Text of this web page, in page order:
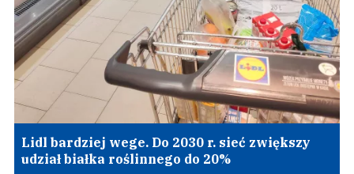
Lidl bardziej wege. Do 2030 r. sieć zwiększy
udział białka roślinnego do 20%